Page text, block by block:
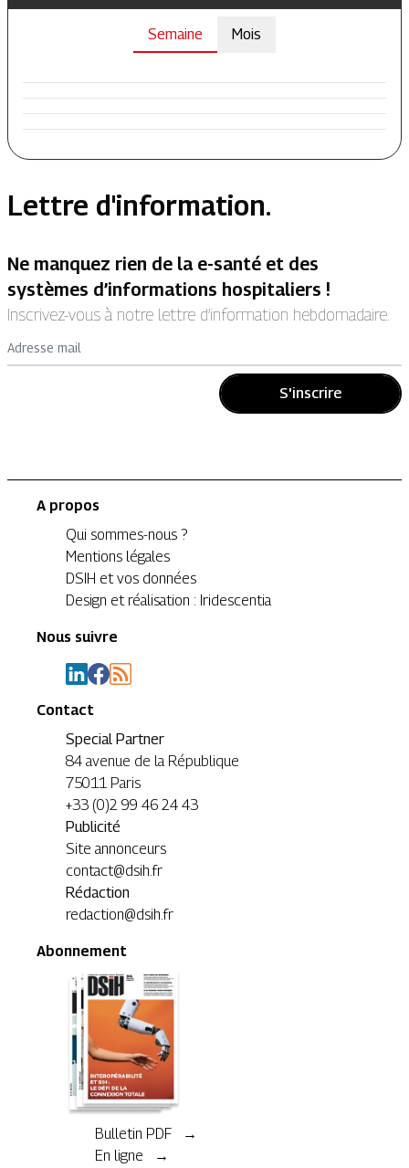
Semaine Mois
Lettre d'information.
Ne manquez rien de la e-santé et des
systèmes d’informations hospitaliers !
Inscrivez-vous à notre lettre d’information hebdomadaire.
Adresse mail
S'inscrire
A propos
Qui sommes-nous ?
Mentions légales
DSIH et vos données
Design et réalisation : Iridescentia
Nous suivre
Contact
Special Partner
84 avenue de la République
75011 Paris
+33 (0)2 99 46 24 43
Publicité
Site annonceurs
contact@dsih.fr
Rédaction
redaction@dsih.fr
Abonnement
Bulletin PDF →
En ligne →